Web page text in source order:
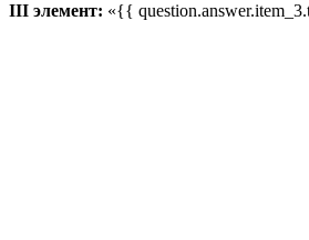
III элемент: «{{